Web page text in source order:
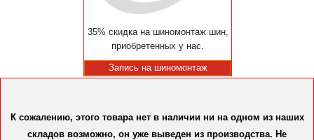
35% скидка на шиномонтаж шин,
приобретенных у нас.
Запись на шиномонтаж
К сожалению, этого товара нет в наличии ни на одном из наших
складов возможно, он уже выведен из производства. Не